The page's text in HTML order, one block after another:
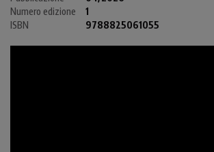
Numero edizione
1
ISBN
9788825061055